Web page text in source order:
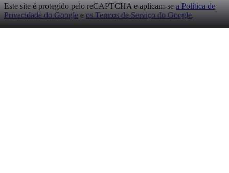
Este site é protegido pelo reCAPTCHA e aplicam-se a Política de
Privacidade do Google e os Termos de Serviço do Google.